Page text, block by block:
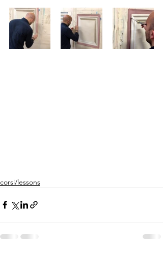
corsi/lessons